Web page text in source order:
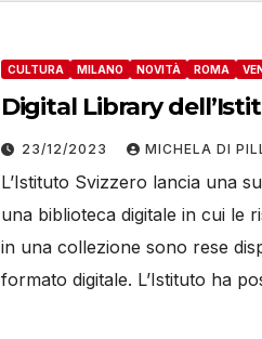
CULTURA MILANO NOVITÀ ROMA
Digital Library
23/12/2023 MICHELA DI
L’Istituto Svizzero lancia una
una biblioteca digitale in cui le
in una collezione sono rese
formato digitale. L’Istituto ha